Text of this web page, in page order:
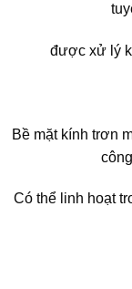
được xử lý
Bề mặt kính trơn
Có thể linh hoạt